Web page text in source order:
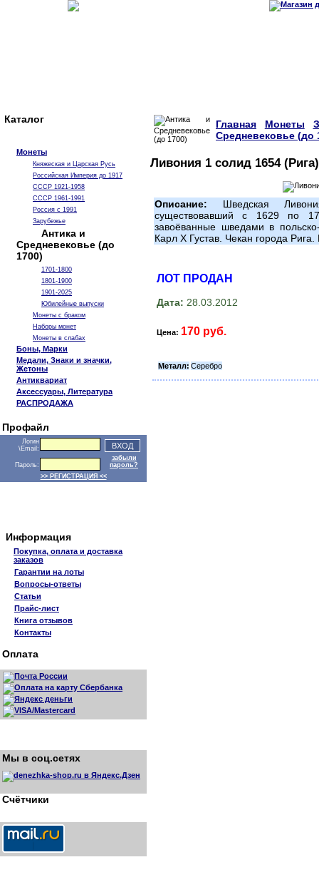
Каталог
Монеты
Княжеская и Царская Русь
Российская Империя до 1917
СССР 1921-1958
СССР 1961-1991
Россия с 1991
Зарубежье
Антика и
Средневековье (до
1700)
1701-1800
1801-1900
1901-2025
Юбилейные выпуски
Монеты с браком
Наборы монет
Монеты в слабах
Боны, Марки
Медали, Знаки и значки,
Жетоны
Антиквариат
Аксессуары, Литература
РАСПРОДАЖА
Профайл
Логин
\Email:
Пароль:
забыли
пароль?
>> РЕГИСТРАЦИЯ <<
Информация
Покупка, оплата и доставка
заказов
Гарантии на лоты
Вопросы-ответы
Статьи
Прайс-лист
Книга отзывов
Контакты
Оплата
Мы в соц.сетях
Счётчики
Главная Монеты
Средневековье (до
Ливония 1 солид 1654 (Рига)
Описание: Шведская
существовавший с 1629 по
завоёванные шведами в
Карл X Густав. Чекан города
ЛОТ ПРОДАН
Дата: 28.03.2012
Цена: 170 руб.
Металл: Серебро